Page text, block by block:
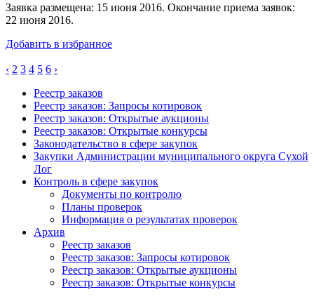
Заявка размещена: 15 июня 2016. Окончание приема заявок:
22 июня 2016.
Добавить в избранное
‹ 2 3 4 5 6 ›
Реестр заказов
Реестр заказов: Запросы котировок
Реестр заказов: Открытые аукционы
Реестр заказов: Открытые конкурсы
Законодательство в сфере закупок
Закупки Администрации муниципального округа Сухой
Лог
Контроль в сфере закупок
Документы по контролю
Планы проверок
Информация о результатах проверок
Архив
Реестр заказов
Реестр заказов: Запросы котировок
Реестр заказов: Открытые аукционы
Реестр заказов: Открытые конкурсы